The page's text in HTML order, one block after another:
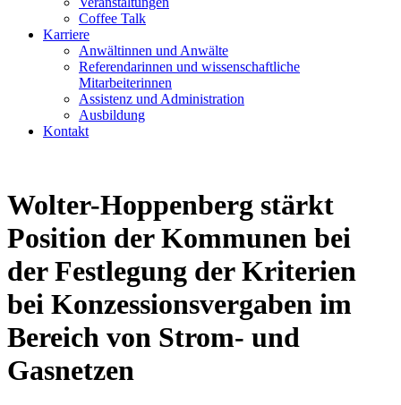
Coffee Talk
Karriere
Anwältinnen und Anwälte
Referendarinnen und wissenschaftliche
Mitarbeiterinnen
Assistenz und Administration
Ausbildung
Kontakt
Wolter-Hoppenberg stärkt
Position der Kommunen bei
der Festlegung der Kriterien
bei Konzessionsvergaben im
Bereich von Strom- und
Gasnetzen